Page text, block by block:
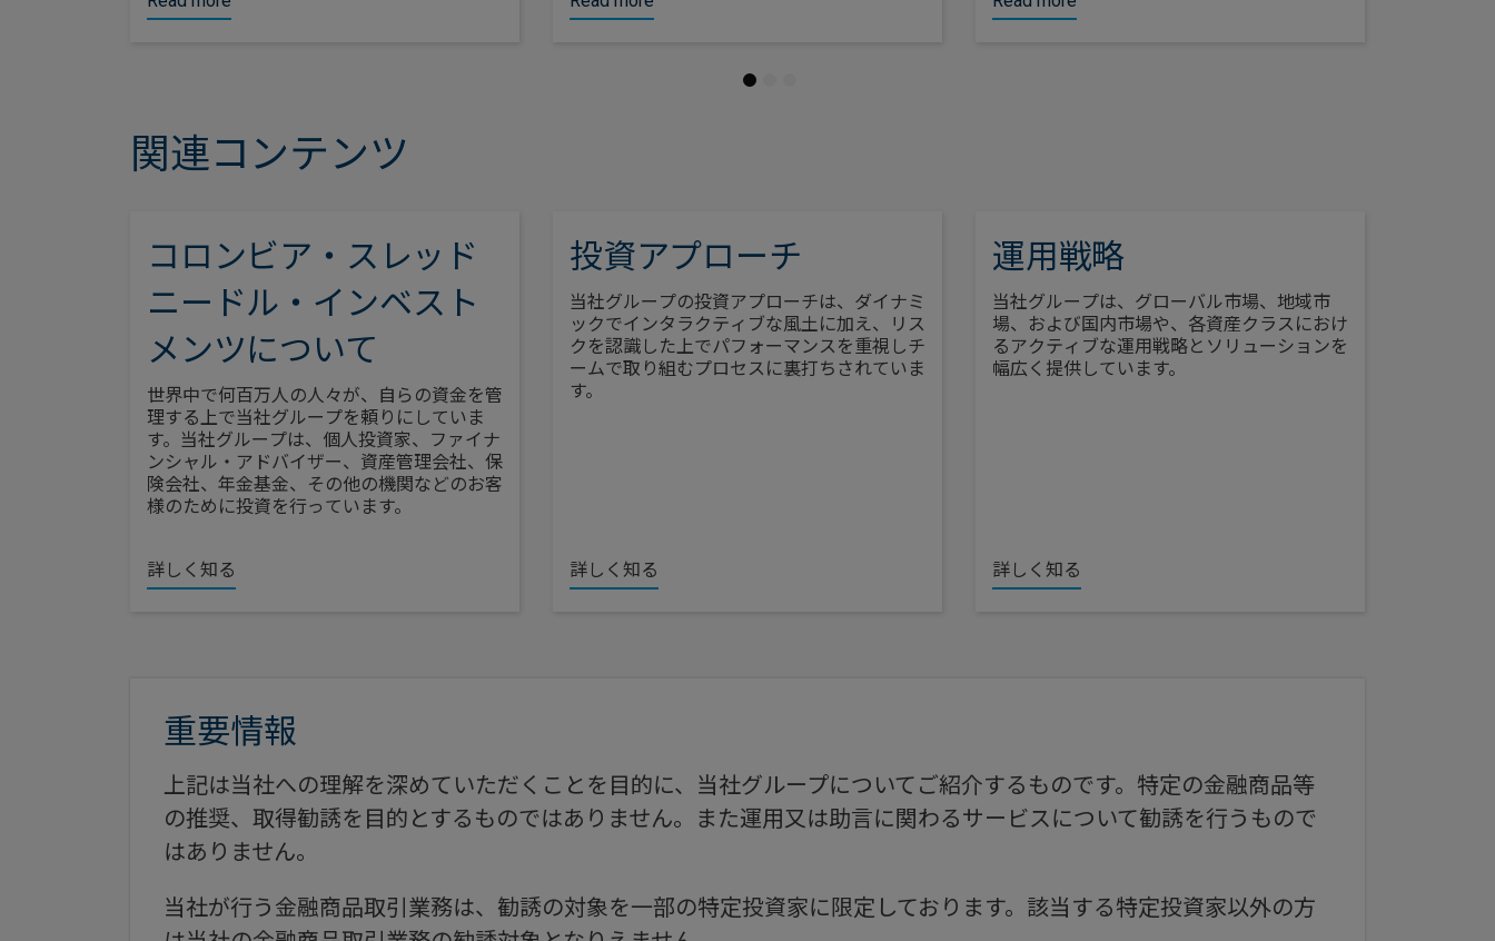
関連コンテンツ
コロンビア・スレッド
ニードル・インベスト
メンツについて
世界中で何百万人の人々が、自らの資金を管
理する上で当社グループを頼りにしていま
す。当社グループは、個人投資家、ファイナ
ンシャル・アドバイザー、資産管理会社、保
険会社、年金基金、その他の機関などのお客
様のために投資を行っています。
詳しく知る
投資アプローチ
当社グループの投資アプローチは、ダイナミ
ックでインタラクティブな風土に加え、リス
クを認識した上でパフォーマンスを重視しチ
ームで取り組むプロセスに裏打ちされていま
す。
詳しく知る
運用戦略
当社グループは、グローバル市場、地域市
場、および国内市場や、各資産クラスにおけ
るアクティブな運用戦略とソリューションを
幅広く提供しています。
詳しく知る
重要情報
上記は当社への理解を深めていただくことを目的に、当社グループについてご紹介するものです。特定の金融商品等
の推奨、取得勧誘を目的とするものではありません。また運用又は助言に関わるサービスについて勧誘を行うもので
はありません。
当社が行う金融商品取引業務は、勧誘の対象を一部の特定投資家に限定しております。該当する特定投資家以外の方